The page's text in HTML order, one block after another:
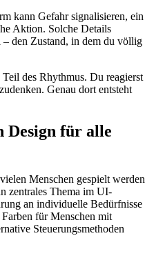
kann Gefahr signalisieren, ein
Aktion. Solche Details
– den Zustand, in dem du völlig
des Rhythmus. Du reagierst
Genau dort entsteht
Design für alle
Menschen gespielt werden
zentrales Thema im UI-
an individuelle Bedürfnisse
für Menschen mit
Steuerungsmethoden